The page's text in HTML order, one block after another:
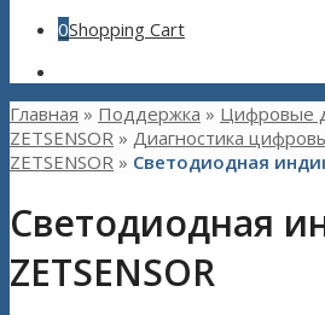
0Shopping Cart
Главная » Поддержка » Цифровые
ZETSENSOR » Диагностика
ZETSENSOR » Светодиодная
Светодиодная
ZETSENSOR